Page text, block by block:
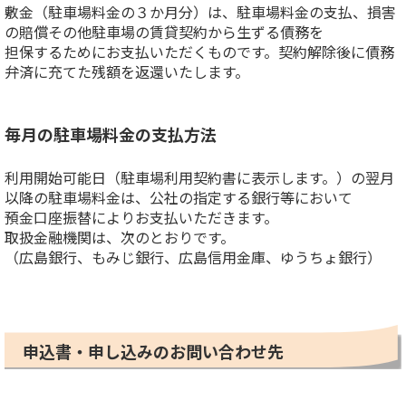
敷金（駐車場料金の３か月分）は、駐車場料金の支払、損害
の賠償その他駐車場の賃貸契約から生ずる債務を
担保するためにお支払いただくものです。契約解除後に債務
弁済に充てた残額を返還いたします。
毎月の駐車場料金の支払方法
利用開始可能日（駐車場利用契約書に表示します。）の翌月
以降の駐車場料金は、公社の指定する銀行等において
預金口座振替によりお支払いただきます。
取扱金融機関は、次のとおりです。
（広島銀行、もみじ銀行、広島信用金庫、ゆうちょ銀行）
申込書・申し込みのお問い合わせ先